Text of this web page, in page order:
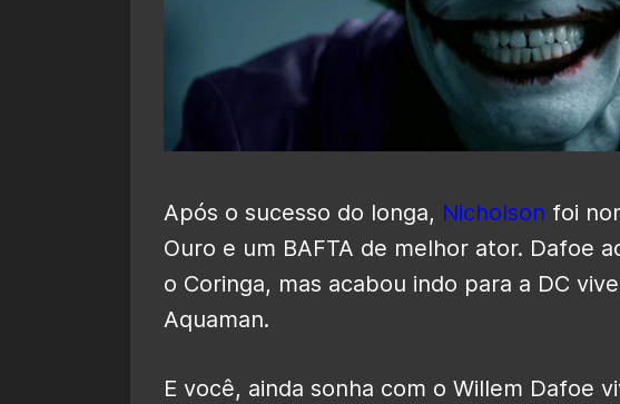
Após o sucesso do longa, Nicholson foi
Ouro e um BAFTA de melhor ator. Dafoe
o Coringa, mas acabou indo para a DC
Aquaman.
E você, ainda sonha com o Willem Dafoe